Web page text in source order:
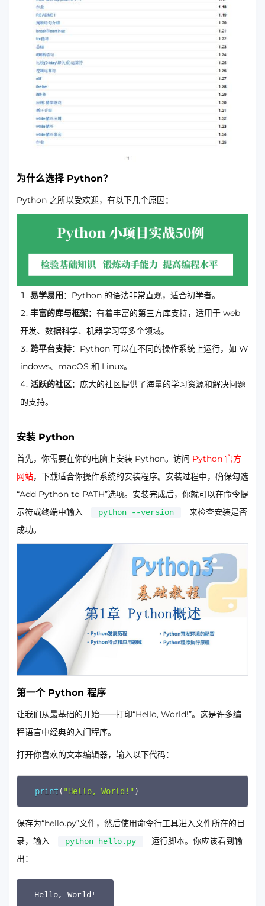
为什么选择 Python？
Python 之所以受欢迎，有以下几个原因：
易学易用：Python 的语法非常直观，适合初学者。
丰富的库与框架：有着丰富的第三方库支持，适用于 web
开发、数据科学、机器学习等多个领域。
跨平台支持：Python 可以在不同的操作系统上运行，如 W
indows、macOS 和 Linux。
活跃的社区：庞大的社区提供了海量的学习资源和解决问题
的支持。
安装 Python
首先，你需要在你的电脑上安装 Python。访问 Python 官方
网站，下载适合你操作系统的安装程序。安装过程中，确保勾选
“Add Python to PATH”选项。安装完成后，你就可以在命令提
示符或终端中输入
python --version
来检查安装是否
成功。
第一个 Python 程序
让我们从最基础的开始——打印“Hello, World!”。这是许多编
程语言中经典的入门程序。
打开你喜欢的文本编辑器，输入以下代码：
print ( "Hello, World!" )
保存为“hello.py”文件，然后使用命令行工具进入文件所在的目
录，输入
python hello.py
运行脚本。你应该看到输
出：
Hello, World!